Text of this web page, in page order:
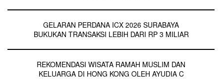
GELARAN PERDANA ICX 2026 SURABAYA
BUKUKAN TRANSAKSI LEBIH DARI RP 3 MILIAR
REKOMENDASI WISATA RAMAH MUSLIM DAN
KELUARGA DI HONG KONG OLEH AYUDIA C